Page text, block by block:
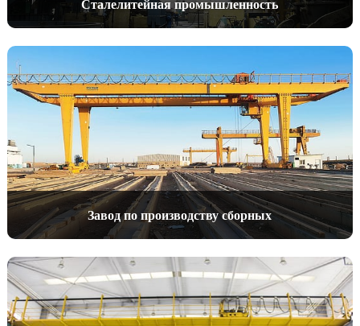
Сталелитейная промышленность
Завод по производству сборных
бетонных конструкций